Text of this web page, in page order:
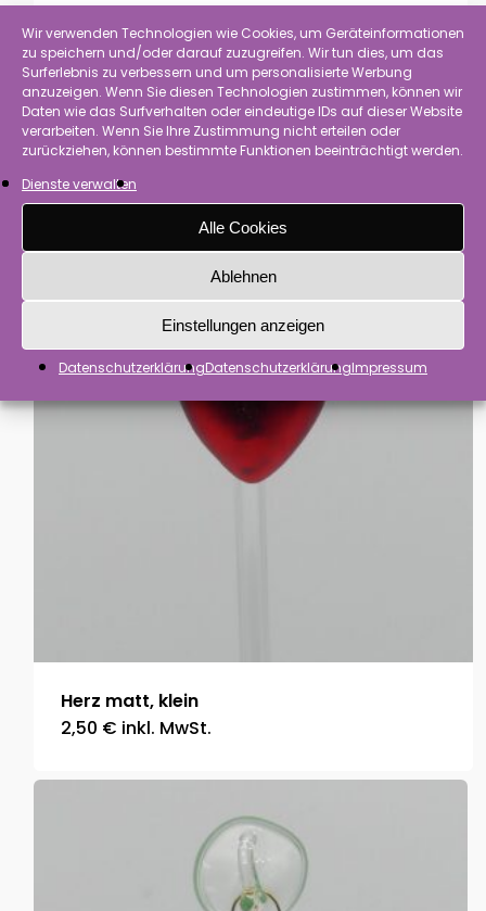
Wir verwenden Technologien wie Cookies, um Geräteinformationen
zu speichern und/oder darauf zuzugreifen. Wir tun dies, um das
Surferlebnis zu verbessern und um personalisierte Werbung
anzuzeigen. Wenn Sie diesen Technologien zustimmen, können wir
Daten wie das Surfverhalten oder eindeutige IDs auf dieser Website
verarbeiten. Wenn Sie Ihre Zustimmung nicht erteilen oder
zurückziehen, können bestimmte Funktionen beeinträchtigt werden.
Dienste verwalten
Alle Cookies
Ablehnen
Einstellungen anzeigen
DatenschutzerklärungDatenschutzerklärungImpressum
2,50€inkl. MwSt.
Herz matt, klein
2,50 € inkl. MwSt.